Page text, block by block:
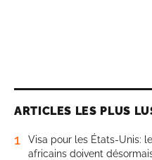
ARTICLES LES PLUS
1
Visa pour les États-Unis:
africains doivent